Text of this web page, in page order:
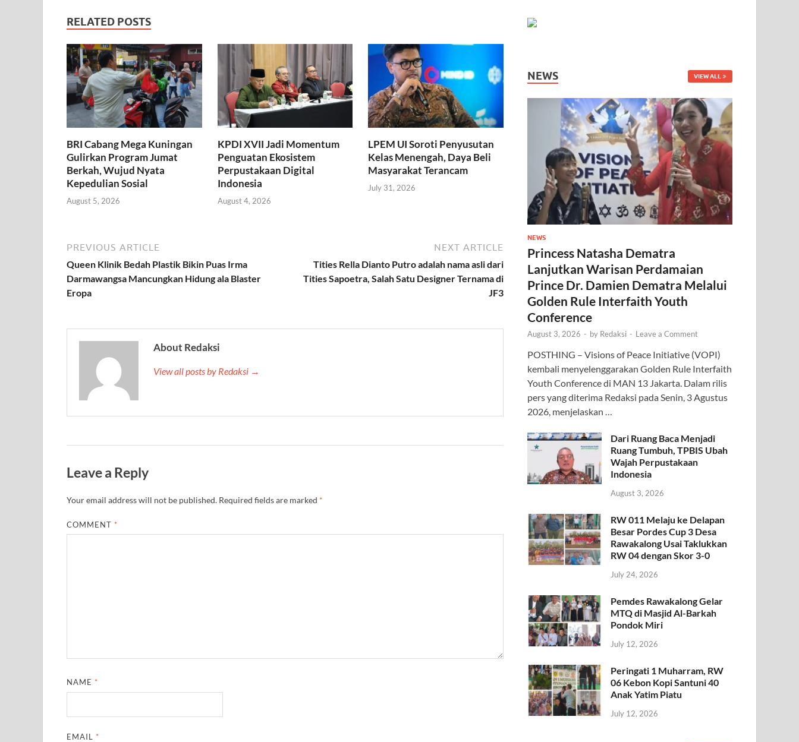
RELATED POSTS
BRI Cabang Mega Kuningan
Gulirkan Program Jumat
Berkah, Wujud Nyata
Kepedulian Sosial
August 5, 2026
KPDI XVII Jadi Momentum
Penguatan Ekosistem
Perpustakaan Digital
Indonesia
August 4, 2026
LPEM UI Soroti Penyusutan
Kelas Menengah, Daya Beli
Masyarakat Terancam
July 31, 2026
PREVIOUS ARTICLE
Queen Klinik Bedah Plastik Bikin Puas Irma
Darmawangsa Mancungkan Hidung ala Blaster
Eropa
NEXT ARTICLE
Tities Rella Dianto Putro adalah nama asli dari
Tities Sapoetra, Salah Satu Designer Ternama di
JF3
About Redaksi
View all posts by Redaksi →
Leave a Reply
Your email address will not be published. Required fields are marked *
COMMENT *
NAME *
EMAIL *
NEWS VIEW ALL
NEWS
Princess Natasha Dematra
Lanjutkan Warisan Perdamaian
Prince Dr. Damien Dematra Melalui
Golden Rule Interfaith Youth
Conference
August 3, 2026 - by Redaksi - Leave a Comment
POSTHING – Visions of Peace Initiative (VOPI)
kembali menyelenggarakan Golden Rule Interfaith
Youth Conference di MAN 13 Jakarta. Dalam rilis
pers yang diterima Redaksi pada Senin, 3 Agustus
2026, menjelaskan …
Dari Ruang Baca Menjadi
Ruang Tumbuh, TPBIS Ubah
Wajah Perpustakaan
Indonesia
August 3, 2026
RW 011 Melaju ke Delapan
Besar Pordes Cup 3 Desa
Rawakalong Usai Taklukkan
RW 04 dengan Skor 3-0
July 24, 2026
Pemdes Rawakalong Gelar
MTQ di Masjid Al-Barkah
Pondok Miri
July 12, 2026
Peringati 1 Muharram, RW
06 Kebon Kopi Santuni 40
Anak Yatim Piatu
July 12, 2026